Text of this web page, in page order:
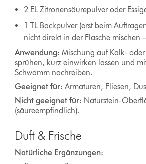
2 EL Zitronensäurepulver oder
1 TL Backpulver (erst beim
nicht direkt in der Flasche mischen
Anwendung: Mischung auf Kalk-
sprühen, kurz einwirken lassen und
Schwamm nachreiben.
Geeignet für: Armaturen, Fliesen,
Nicht geeignet für: Naturstein-
(säureempfindlich).
Duft & Frische
Natürliche Ergänzungen: